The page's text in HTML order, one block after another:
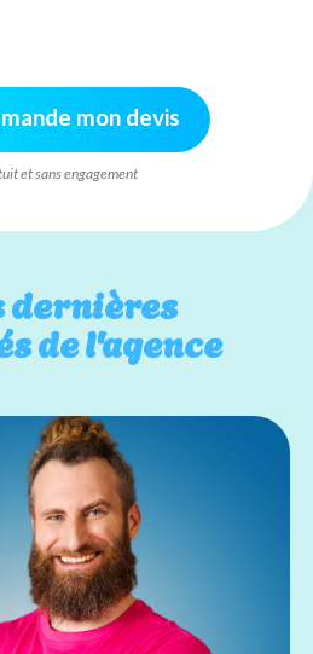
mon devis
et sans engagement
dernières
de l'agence